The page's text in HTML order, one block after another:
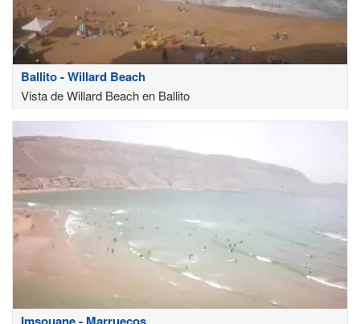
Ballito - Willard Beach
Vista de Willard Beach en Ballito